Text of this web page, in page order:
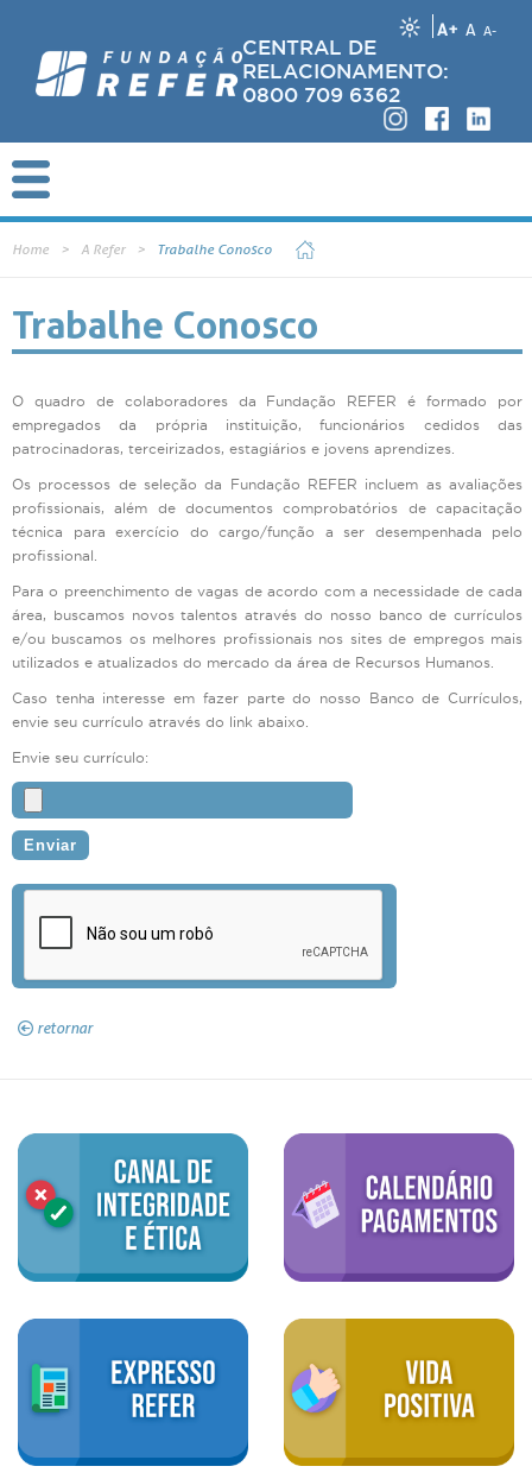
A+ A A-
CENTRAL DE
RELACIONAMENTO:
0800 709 6362
Home A Refer Trabalhe Conosco
Trabalhe Conosco
O quadro de colaboradores da Fundação REFER é formado por
empregados da própria instituição, funcionários cedidos das
patrocinadoras, terceirizados, estagiários e jovens aprendizes.
Os processos de seleção da Fundação REFER incluem as avaliações
profissionais, além de documentos comprobatórios de capacitação
técnica para exercício do cargo/função a ser desempenhada pelo
profissional.
Para o preenchimento de vagas de acordo com a necessidade de cada
área, buscamos novos talentos através do nosso banco de currículos
e/ou buscamos os melhores profissionais nos sites de empregos mais
utilizados e atualizados do mercado da área de Recursos Humanos.
Caso tenha interesse em fazer parte do nosso Banco de Currículos,
envie seu currículo através do link abaixo.
Envie seu currículo:
retornar